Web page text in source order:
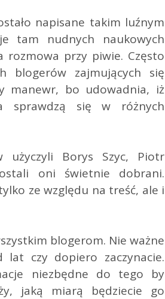
napisane takim luźnym
tam nudnych naukowych
rozmowa przy piwie. Często
blogerów zajmujących się
manewr, bo udowadnia, iż
sprawdzą się w różnych
użyczyli Borys Szyc, Piotr
oni świetnie dobrani.
ze względu na treść, ale i
blogerom. Nie ważne
czy dopiero zaczynacie.
niezbędne do tego by
jaką miarą będziecie go